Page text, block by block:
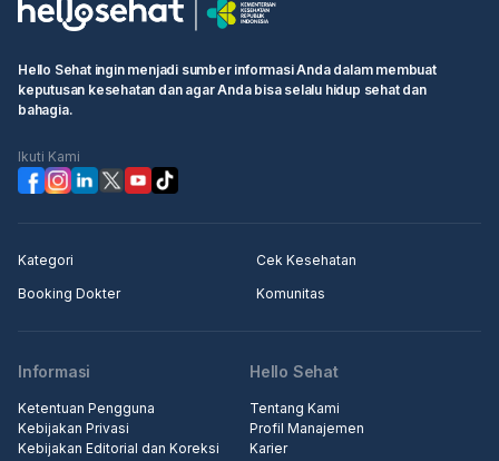
Hello Sehat ingin menjadi sumber informasi Anda dalam membuat
keputusan kesehatan dan agar Anda bisa selalu hidup sehat dan
bahagia.
Ikuti Kami
Kategori
Cek Kesehatan
Booking Dokter
Komunitas
Informasi
Ketentuan Pengguna
Kebijakan Privasi
Kebijakan Editorial dan Koreksi
Hello Sehat
Tentang Kami
Profil Manajemen
Karier